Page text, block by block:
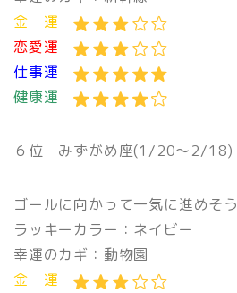
金 運
恋愛運
仕事運
健康運
６位 みずがめ座(1/20〜2/18)
ゴールに向かって一気に進めそう
ラッキーカラー：ネイビー
幸運のカギ：動物園
金 運